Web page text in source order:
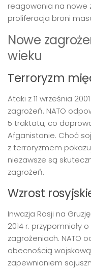
reagowania na nowe
proliferacja broni
Nowe
wieku
Terroryzm
Ataki z 11 września
zagrożeń. NATO
5 traktatu, co
Afganistanie. Choć
z terroryzmem
niezawsze są
zagrożeń.
Wzrost
Inwazja Rosji na
2014 r. przypomniały
zagrożeniach. NATO
obecnością
zapewnianiem